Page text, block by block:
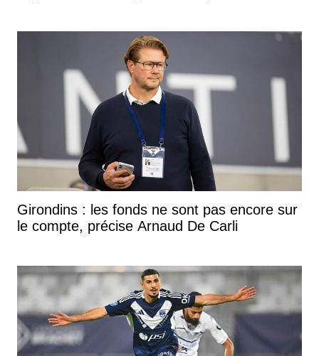
Girondins : les fonds ne sont pas encore sur
le compte, précise Arnaud De Carli